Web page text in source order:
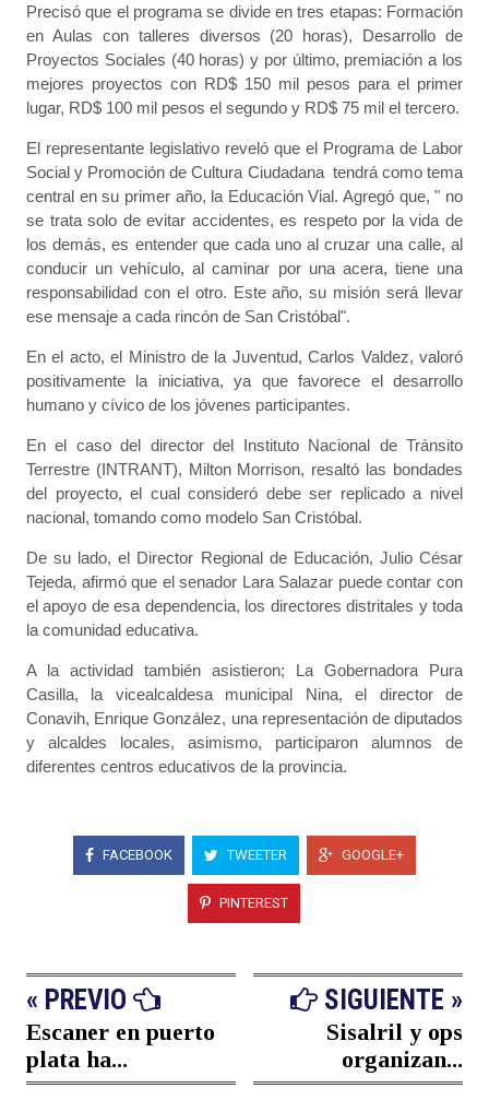
Precisó que el programa se divide en tres etapas: Formación
en Aulas con talleres diversos (20 horas), Desarrollo de
Proyectos Sociales (40 horas) y por último, premiación a los
mejores proyectos con RD$ 150 mil pesos para el primer
lugar, RD$ 100 mil pesos el segundo y RD$ 75 mil el tercero.
El representante legislativo reveló que el Programa de Labor
Social y Promoción de Cultura Ciudadana tendrá como tema
central en su primer año, la Educación Vial. Agregó que, " no
se trata solo de evitar accidentes, es respeto por la vida de
los demás, es entender que cada uno al cruzar una calle, al
conducir un vehículo, al caminar por una acera, tiene una
responsabilidad con el otro. Este año, su misión será llevar
ese mensaje a cada rincón de San Cristóbal".
En el acto, el Ministro de la Juventud, Carlos Valdez, valoró
positivamente la iniciativa, ya que favorece el desarrollo
humano y cívico de los jóvenes participantes.
En el caso del director del Instituto Nacional de Tránsito
Terrestre (INTRANT), Milton Morrison, resaltó las bondades
del proyecto, el cual consideró debe ser replicado a nivel
nacional, tomando como modelo San Cristóbal.
De su lado, el Director Regional de Educación, Julio César
Tejeda, afirmó que el senador Lara Salazar puede contar con
el apoyo de esa dependencia, los directores distritales y toda
la comunidad educativa.
A la actividad también asistieron; La Gobernadora Pura
Casilla, la vicealcaldesa municipal Nina, el director de
Conavih, Enrique González, una representación de diputados
y alcaldes locales, asimismo, participaron alumnos de
diferentes centros educativos de la provincia.
FACEBOOK TWEETER GOOGLE+
PINTEREST
« PREVIO
Escaner en puerto
plata ha...
SIGUIENTE »
Sisalril y ops
organizan...